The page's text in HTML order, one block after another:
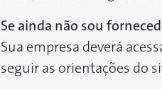
Se ainda não sou
Sua empresa deverá
seguir as orientações do